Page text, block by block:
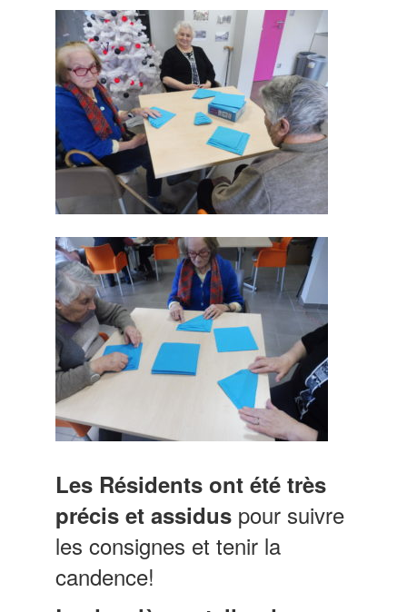
Les Résidents ont été très
précis et assidus pour suivre
les consignes et tenir la
candence!